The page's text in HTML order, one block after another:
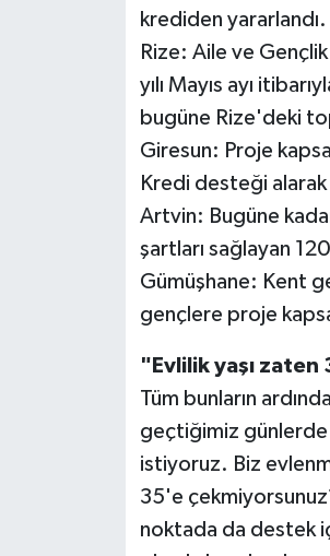
krediden yararlandı.
Rize: Aile ve
yılı Mayıs ayı
bugüne Rize'deki
Giresun: Proje
Kredi desteği
Artvin: Bugüne
şartları sağlayan
Gümüşhane: Kent
gençlere proje
"Evlilik yaşı zaten
Tüm bunların
geçtiğimiz günlerde
istiyoruz. Biz
35'e
noktada da destek